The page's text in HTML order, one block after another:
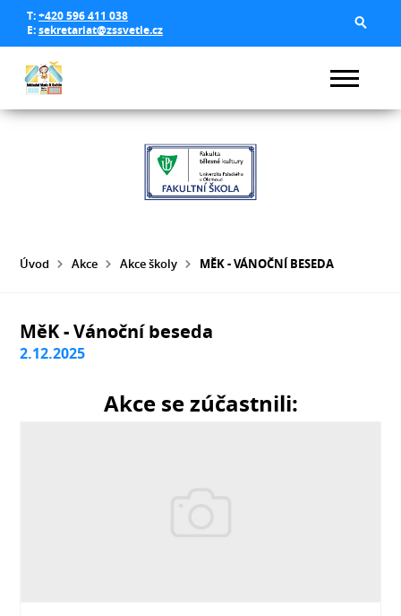
T:+420 596 411 038
E:sekretariat@zssvetle.cz
Úvod Akce Akce školy MĚK - VÁNOČNÍ BESEDA
MěK - Vánoční beseda
2.12.2025
Akce se zúčastnili: